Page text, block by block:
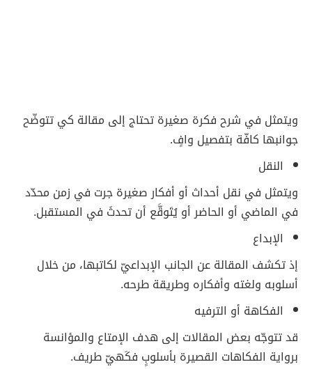
ويتمثل في شرح فكرة صغيرة تحتاج إلى مقالة كي تتوضّح
جوانبها كافّة بتفصيل وافٍ.
النقل
ويتمثل في نقل أحداث أو أفكار صغيرة جرت في زمن محدّد
في الماضي أو الحاضر أو يُتَوقَّع أن تحدثَ في المستقبل.
الإبداع
إذ تكشف المقالة عن الجانب الإبداعيّ لكاتبها، من خلال
أسلوبه ولغته وأفكاره وطريقة طرحه.
الفكاهة أو الترفيه
قد تتوجّه بعض المقالات إلى هدف الإمتاع والمؤانسة
برواية الفكاهات القصيرة بأسلوبٍ فكَهيّ طريف.